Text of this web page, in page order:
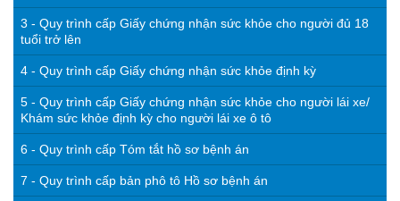
3 - Quy trình cấp Giấy chứng nhận sức khỏe cho người đủ 18
tuổi trở lên
4 - Quy trình cấp Giấy chứng nhận sức khỏe định kỳ
5 - Quy trình cấp Giấy chứng nhận sức khỏe cho người lái xe/
Khám sức khỏe định kỳ cho người lái xe ô tô
6 - Quy trình cấp Tóm tắt hồ sơ bệnh án
7 - Quy trình cấp bản phô tô Hồ sơ bệnh án